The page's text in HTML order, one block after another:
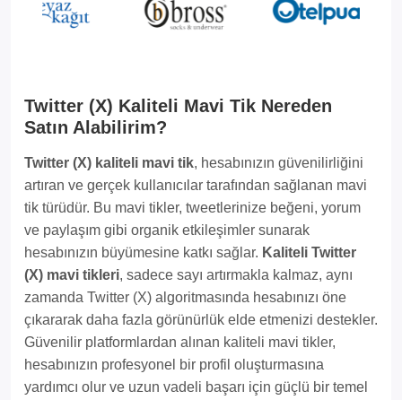
Twitter (X) Kaliteli Mavi Tik Nereden
Satın Alabilirim?
Twitter (X) kaliteli mavi tik, hesabınızın güvenilirliğini
artıran ve gerçek kullanıcılar tarafından sağlanan mavi
tik türüdür. Bu mavi tikler, tweetlerinize beğeni, yorum
ve paylaşım gibi organik etkileşimler sunarak
hesabınızın büyümesine katkı sağlar. Kaliteli Twitter
(X) mavi tikleri, sadece sayı artırmakla kalmaz, aynı
zamanda Twitter (X) algoritmasında hesabınızı öne
çıkararak daha fazla görünürlük elde etmenizi destekler.
Güvenilir platformlardan alınan kaliteli mavi tikler,
hesabınızın profesyonel bir profil oluşturmasına
yardımcı olur ve uzun vadeli başarı için güçlü bir temel